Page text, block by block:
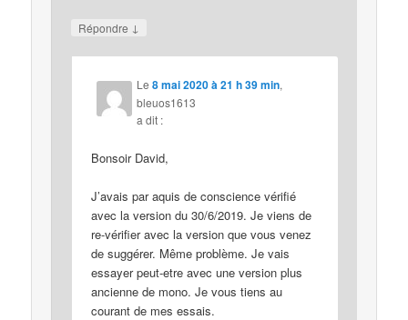
Répondre ↓
Le8 mai 2020 à 21 h 39 min,
bleuos1613
a dit :
Bonsoir David,
J’avais par aquis de conscience vérifié
avec la version du 30/6/2019. Je viens de
re-vérifier avec la version que vous venez
de suggérer. Même problème. Je vais
essayer peut-etre avec une version plus
ancienne de mono. Je vous tiens au
courant de mes essais.